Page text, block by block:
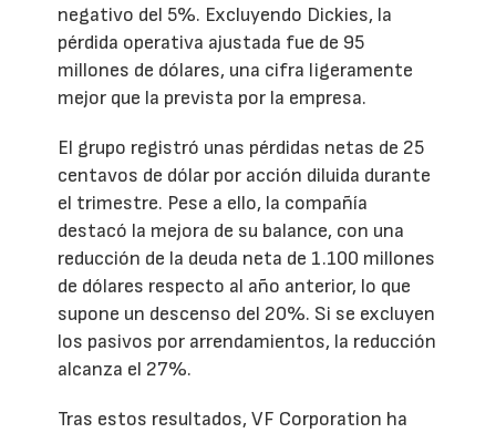
negativo del 5%. Excluyendo Dickies, la
pérdida operativa ajustada fue de 95
millones de dólares, una cifra ligeramente
mejor que la prevista por la empresa.
El grupo registró unas pérdidas netas de 25
centavos de dólar por acción diluida durante
el trimestre. Pese a ello, la compañía
destacó la mejora de su balance, con una
reducción de la deuda neta de 1.100 millones
de dólares respecto al año anterior, lo que
supone un descenso del 20%. Si se excluyen
los pasivos por arrendamientos, la reducción
alcanza el 27%.
Tras estos resultados, VF Corporation ha